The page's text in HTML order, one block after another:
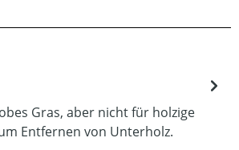
Gras, aber nicht für holzige
Entfernen von Unterholz.